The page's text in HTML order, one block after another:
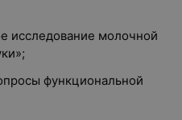
исследование молочной
функциональной